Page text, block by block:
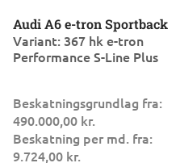
Audi A6 e-tron Sportback
Variant: 367 hk e-tron
Performance S-Line Plus
Beskatningsgrundlag fra:
490.000,00 kr.
Beskatning per md. fra:
9.724,00 kr.